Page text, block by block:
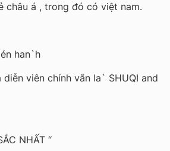
châu á , trong đó có việt nam.
han`h
viên chính vãn la` SHUQI and
NHẤT “